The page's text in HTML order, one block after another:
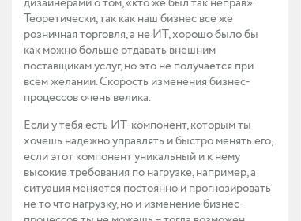
Теоретически, так как наш бизнес все же
розничная торговля, а не ИТ, хорошо было бы
как можно больше отдавать внешним
поставщикам услуг, но это не получается при
всем желании. Скорость изменения бизнес-
процессов очень велика.
Если у тебя есть ИТ-компонент, которым ты
хочешь надежно управлять и быстро менять его,
если этот компонент уникальный и к нему
высокие требования по нагрузке, например, а
ситуация меняется постоянно и прогнозировать
не то что нагрузку, но и изменение бизнес-